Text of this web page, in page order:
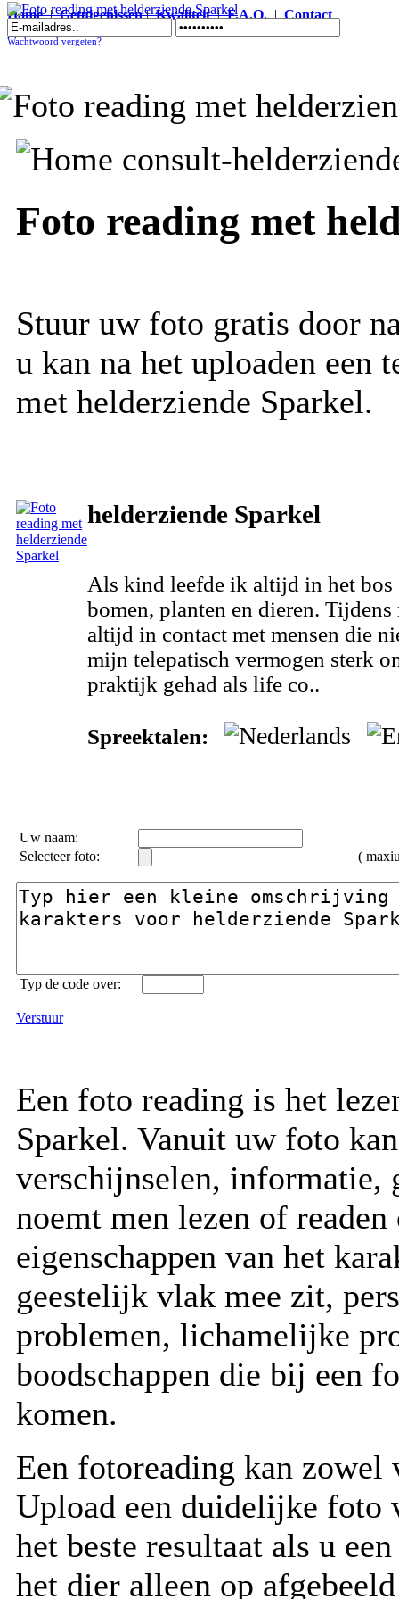
Home|Getuigenissen|Kwaliteit|F.A.Q.|Contact
Foto reading met helderziende Sparkel
Wachtwoord vergeten?
Foto reading met
Stuur uw foto gratis door
u kan na het uploaden een
met helderziende Sparkel.
helderziende Sparkel
Als kind leefde ik altijd in het bos
bomen, planten en dieren.
altijd in contact met mensen die
mijn telepatisch vermogen sterk
praktijk gehad als life co..
Spreektalen:
Uw naam:
Selecteer foto:
(
Typ de code over:
Verstuur
Een foto reading is het
Sparkel. Vanuit uw foto
verschijnselen, informatie,
noemt men lezen of
eigenschappen van het
geestelijk vlak mee zit,
problemen, lichamelijke
boodschappen die bij een
komen.
Een fotoreading kan zowel
Upload een duidelijke foto
het beste resultaat als u
het dier alleen op